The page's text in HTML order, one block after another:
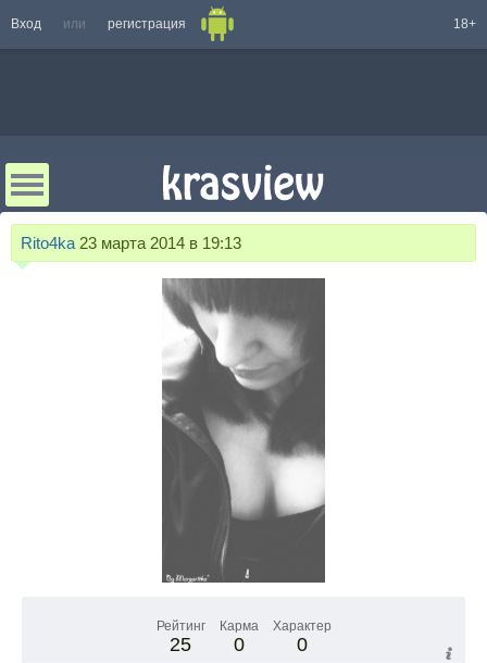
Вход или регистрация 18+
Rito4ka 23 марта 2014 в 19:13
Рейтинг
25
Карма
0
Характер
0